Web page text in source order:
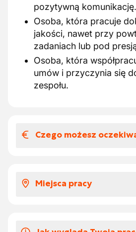
pozytywną komunikację.
Osoba, która pracuje
jakości, nawet przy
zadaniach lub pod
Osoba, która
umów i przyczynia się
zespołu.
Czego możesz
Witaj!
+32 51 23 16 40
Miejsca pracy